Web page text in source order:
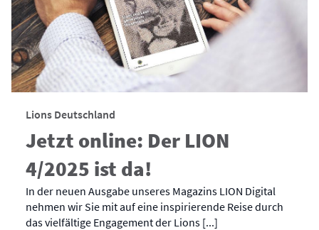
Lions Deutschland
Jetzt online: Der LION
4/2025 ist da!
In der neuen Ausgabe unseres Magazins LION Digital
nehmen wir Sie mit auf eine inspirierende Reise durch
das vielfältige Engagement der Lions [...]